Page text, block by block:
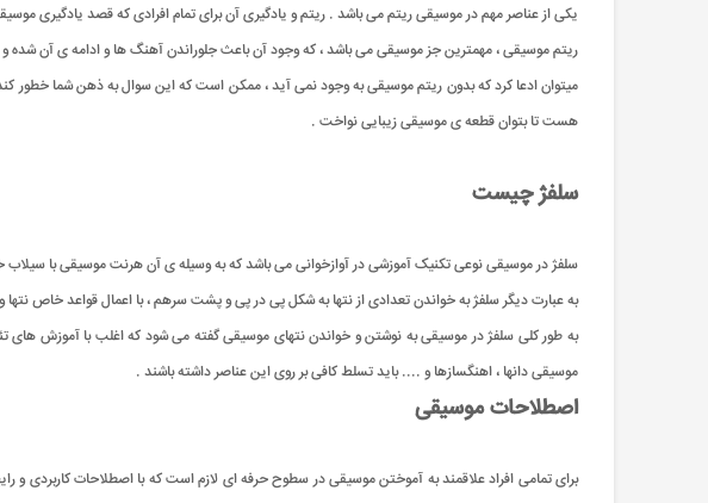
یکی از عناصر مهم در موسیقی ریتم می باشد . ریتم و یادگیری آن برای تمام افرادی که قصد یادگیری
ریتم موسیقی ، مهمترین جز موسیقی می باشد ، که وجود آن باعث جلوراندن آهنگ ها و ادامه ی آن شده و
میتوان ادعا کرد که بدون ریتم موسیقی به وجود نمی آید ، ممکن است که این سوال به ذهن شما خطور
هست تا بتوان قطعه ی موسیقی زیبایی نواخت .
سلفژ چیست
سلفژ در موسیقی نوعی تکنیک آموزشی در آوازخوانی می باشد که به وسیله ی آن هرنت موسیقی با
به عبارت دیگر سلفژ به خواندن تعدادی از نتها به شکل پی در پی و پشت سرهم ، با اعمال قواعد خاص
به طور کلی سلفژ در موسیقی به نوشتن و خواندن نتهای موسیقی گفته می شود که اغلب با آموزش های
موسیقی دانها ، اهنگسازها و .... باید تسلط کافی بر روی این عناصر داشته باشند .
اصطلاحات موسیقی
برای تمامی افراد علاقمند به آموختن موسیقی در سطوح حرفه ای لازم است که با اصطلاحات کاربردی و